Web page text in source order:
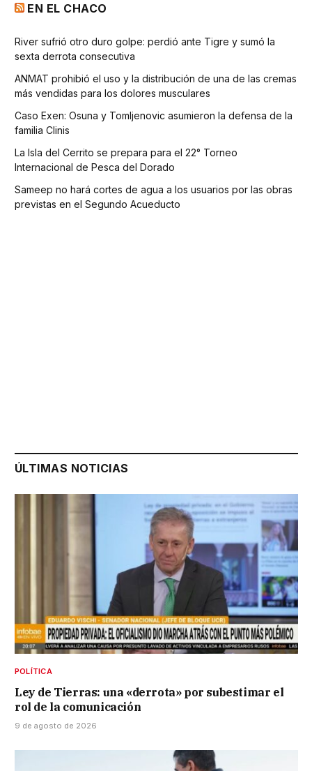
EN EL CHACO
River sufrió otro duro golpe: perdió ante Tigre y sumó la
sexta derrota consecutiva
ANMAT prohibió el uso y la distribución de una de las cremas
más vendidas para los dolores musculares
Caso Exen: Osuna y Tomljenovic asumieron la defensa de la
familia Clinis
La Isla del Cerrito se prepara para el 22° Torneo
Internacional de Pesca del Dorado
Sameep no hará cortes de agua a los usuarios por las obras
previstas en el Segundo Acueducto
ÚLTIMAS NOTICIAS
POLÍTICA
Ley de Tierras: una «derrota» por subestimar el
rol de la comunicación
9 de agosto de 2026